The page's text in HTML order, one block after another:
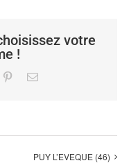
votre
!
PinterestEmail
PUY L’EVEQUE (46)